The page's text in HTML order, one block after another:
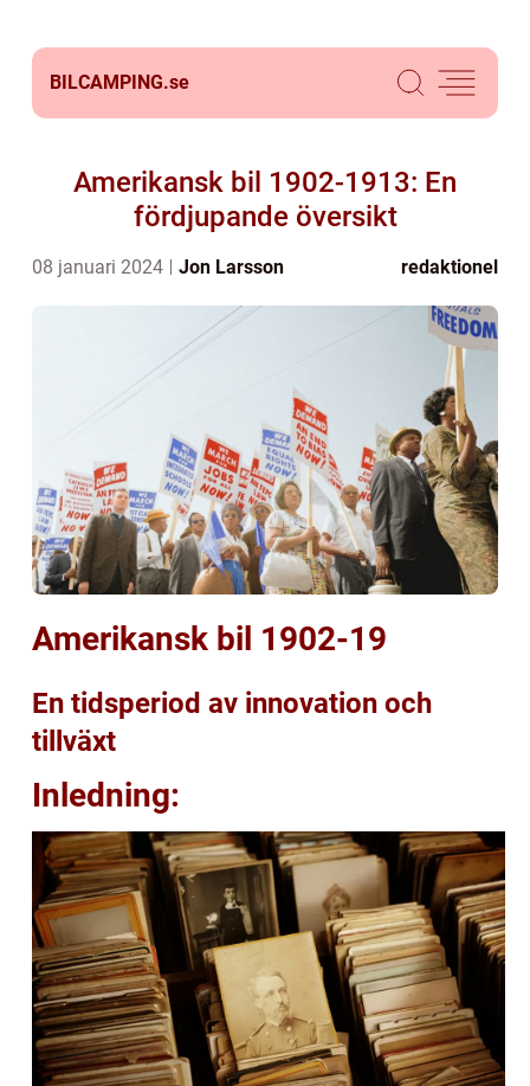
BILCAMPING.se
Amerikansk bil 1902-1913: En
fördjupande översikt
08 januari 2024 Jon Larsson redaktionel
Amerikansk bil 1902-19
En tidsperiod av innovation och
tillväxt
Inledning: